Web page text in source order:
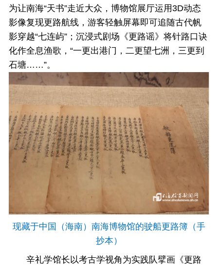
为让南海“天书”走近大众，博物馆展厅运用3D动态
影像复现更路航线，游客轻触屏幕即可追随古代帆
影穿越“七连屿”；沉浸式剧场《更路谣》将针路口诀
化作全息渔歌，“一更出港门，二更望七洲，三更到
石塘……”。
现藏于中国（海南）南海博物馆的驶船更路簿（手
抄本）
辛礼学馆长以考古学视角为实践队擘画《更路